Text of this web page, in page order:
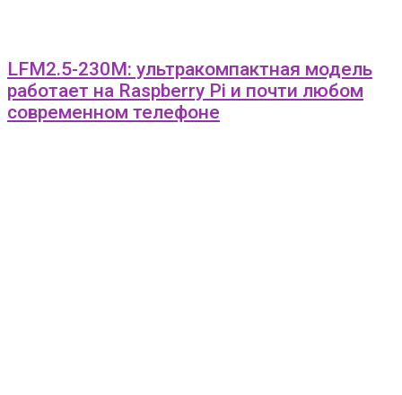
LFM2.5-230M: ультракомпактная модель
работает на Raspberry Pi и почти любом
современном телефоне